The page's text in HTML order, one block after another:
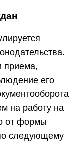
приема,
его
на работу на
от формы
следующему